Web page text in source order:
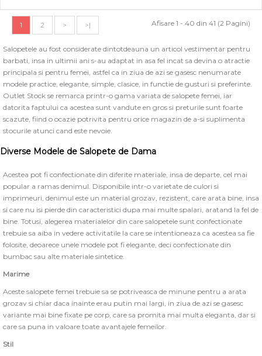
1 2 > >| Afisare 1 - 40 din 41 (2 Pagini)
Salopetele au fost considerate dintotdeauna un articol vestimentar pentru
barbati, insa in ultimii ani s-au adaptat in asa fel incat sa devina o atractie
principala si pentru femei, astfel ca in ziua de azi se gasesc nenumarate
modele practice, elegante, simple, clasice, in functie de gusturi si preferinte.
Outlet Stock se remarca printr-o gama variata de salopete femei, iar
datorita faptului ca acestea sunt vandute en gros si preturile sunt foarte
scazute, fiind o ocazie potrivita pentru orice magazin de a-si suplimenta
stocurile atunci cand este nevoie.
Diverse Modele de Salopete de Dama
Acestea pot fi confectionate din diferite materiale, insa de departe, cel mai
popular a ramas denimul. Disponibile intr-o varietate de culori si
imprimeuri, denimul este un material grozav, rezistent, care arata bine, insa
si care nu isi pierde din caracteristici dupa mai multe spalari, aratand la fel de
bine. Totusi, alegerea materialelor din care salopetele sunt confectionate
trebuie sa aiba in vedere activitatile la care se intentioneaza ca acestea sa fie
folosite, deoarece unele modele pot fi elegante, deci confectionate din
bumbac sau alte materiale sintetice.
Marime
Aceste salopete femei trebuie sa se potriveasca de minune pentru a arata
grozav si chiar daca inainte erau putin mai largi, in ziua de azi se gasesc
variante mai bine fixate pe corp, care sa promita mai multa eleganta, dar si
care sa puna in valoare toate avantajele femeilor.
Stil